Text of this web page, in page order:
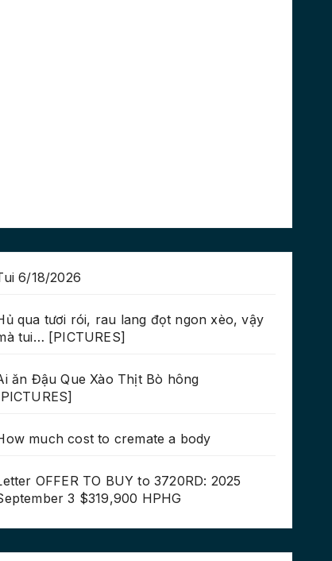
6/18/2026
qua tươi rói, rau lang đọt ngon xèo, vậy
tui… [PICTURES]
ăn Đậu Que Xào Thịt Bò hông
much cost to cremate a body
OFFER TO BUY to 3720RD: 2025
3 $319,900 HPHG